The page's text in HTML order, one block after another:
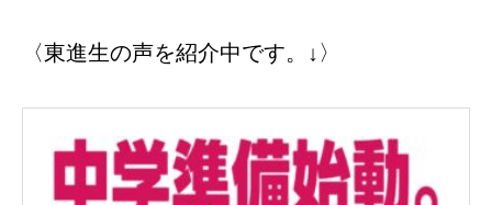
〈東進生の声を紹介中です。↓〉